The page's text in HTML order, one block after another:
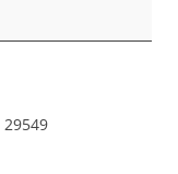
29549